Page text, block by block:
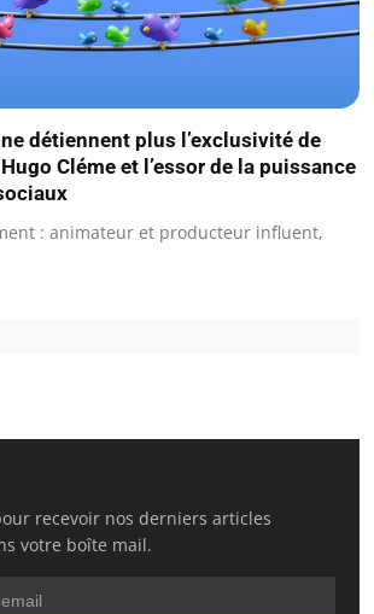
détiennent plus l’exclusivité de
Cléme et l’essor de la puissance
: animateur et producteur influent,
recevoir nos derniers articles
votre boîte mail.